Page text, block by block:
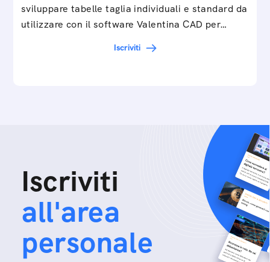
sviluppare tabelle taglia individuali e standard da
utilizzare con il software Valentina CAD per…
Iscriviti
Iscriviti
all'area
personale